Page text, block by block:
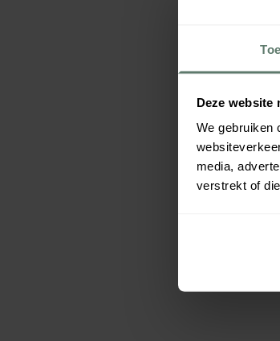
Deze website
We gebruiken
media,
verstrekt of